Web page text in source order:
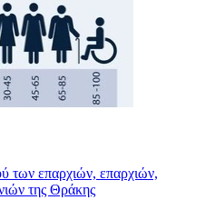
των επαρχιών, επαρχιών,
της Θράκης